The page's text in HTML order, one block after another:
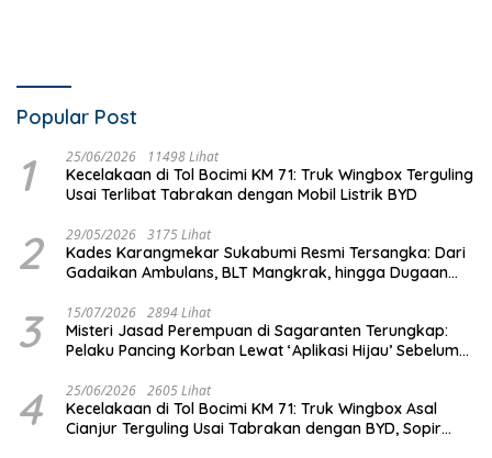
Popular Post
1 25/06/2026 11498 Lihat
Kecelakaan di Tol Bocimi KM 71: Truk Wingbox Terguling
Usai Terlibat Tabrakan dengan Mobil Listrik BYD
2 29/05/2026 3175 Lihat
Kades Karangmekar Sukabumi Resmi Tersangka: Dari
Gadaikan Ambulans, BLT Mangkrak, hingga Dugaan
3 15/07/2026 2894 Lihat
Misteri Jasad Perempuan di Sagaranten Terungkap:
Pelaku Pancing Korban Lewat ‘Aplikasi Hijau’ Sebelum
4 25/06/2026 2605 Lihat
Kecelakaan di Tol Bocimi KM 71: Truk Wingbox Asal
Cianjur Terguling Usai Tabrakan dengan BYD, Sopir